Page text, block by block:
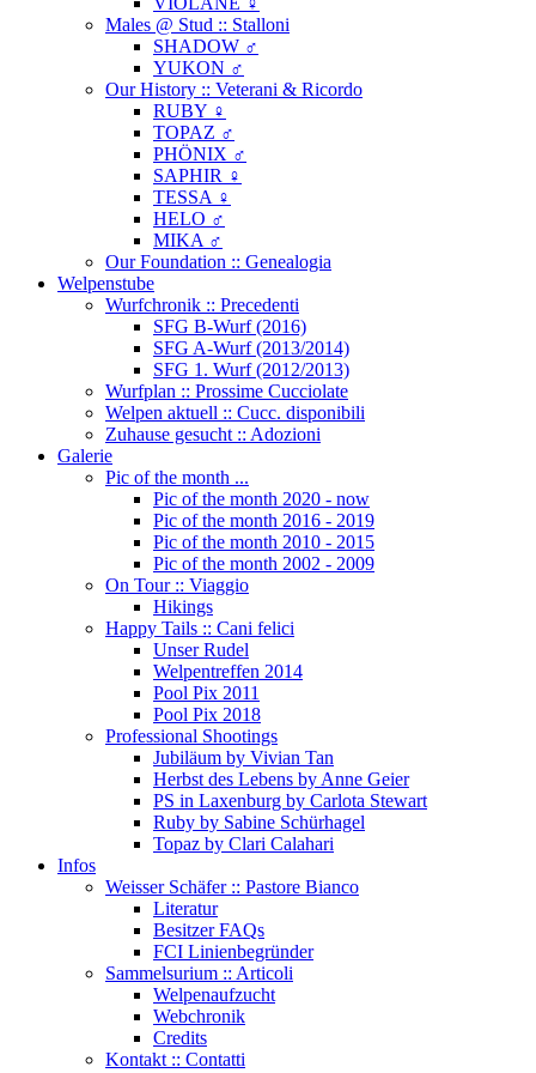
Males @ Stud :: Stalloni
SHADOW ♂
YUKON ♂
Our History :: Veterani & Ricordo
RUBY ♀
TOPAZ ♂
PHÖNIX ♂
SAPHIR ♀
TESSA ♀
HELO ♂
MIKA ♂
Our Foundation :: Genealogia
Welpenstube
Wurfchronik :: Precedenti
SFG B-Wurf (2016)
SFG A-Wurf (2013/2014)
SFG 1. Wurf (2012/2013)
Wurfplan :: Prossime Cucciolate
Welpen aktuell :: Cucc. disponibili
Zuhause gesucht :: Adozioni
Galerie
Pic of the month ...
Pic of the month 2020 - now
Pic of the month 2016 - 2019
Pic of the month 2010 - 2015
Pic of the month 2002 - 2009
On Tour :: Viaggio
Hikings
Happy Tails :: Cani felici
Unser Rudel
Welpentreffen 2014
Pool Pix 2011
Pool Pix 2018
Professional Shootings
Jubiläum by Vivian Tan
Herbst des Lebens by Anne Geier
PS in Laxenburg by Carlota Stewart
Ruby by Sabine Schürhagel
Topaz by Clari Calahari
Infos
Weisser Schäfer :: Pastore Bianco
Literatur
Besitzer FAQs
FCI Linienbegründer
Sammelsurium :: Articoli
Welpenaufzucht
Webchronik
Credits
Kontakt :: Contatti